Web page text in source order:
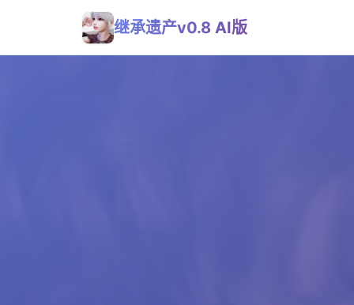
继承遗产v0.8 AI版